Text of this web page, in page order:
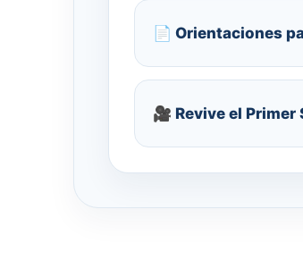
📄 Orientaciones
🎥 Revive el